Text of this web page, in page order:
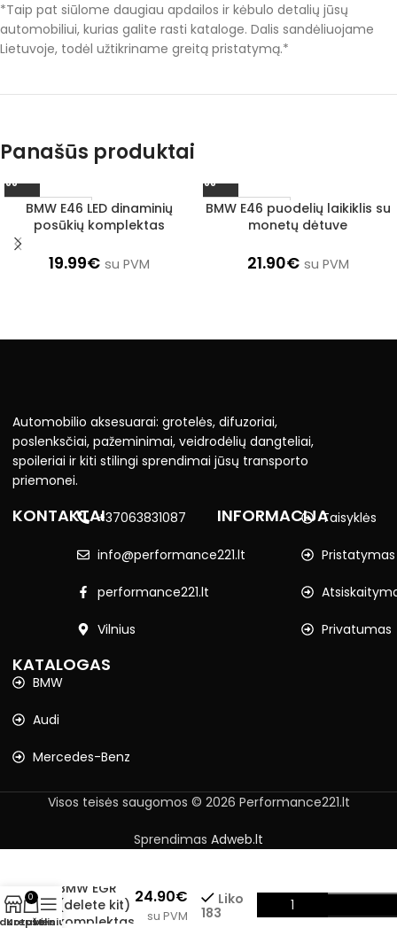
*Taip pat siūlome daugiau apdailos ir kėbulo detalių jūsų
automobiliui, kurias galite rasti kataloge. Dalis sandėliuojame
Lietuvoje, todėl užtikriname greitą pristatymą.*
Panašūs produktai
1–3 D. D.
BMW E46 LED dinaminių
posūkių komplektas
19.99€ su PVM
1–3 D. D.
BMW E46 puodelių laikiklis su
monetų dėtuve
21.90€ su PVM
Automobilio aksesuarai: grotelės, difuzoriai,
poslenksčiai, pažeminimai, veidrodėlių dangteliai,
spoileriai ir kiti stilingi sprendimai jūsų transporto
priemonei.
KONTAKTAI+37063831087
info@performance221.lt
performance221.lt
Vilnius
INFORMACIJATaisyklės
Pristatymas
Privatumas
KATALOGAS
BMW
Audi
Mercedes-Benz
Visos teisės saugomos © 2026 Performance221.lt
Sprendimas Adweb.lt
BMW EGR
(delete kit)
komplektas
24.90€
su PVM
Liko
183
0
Krepšelis
Meniu